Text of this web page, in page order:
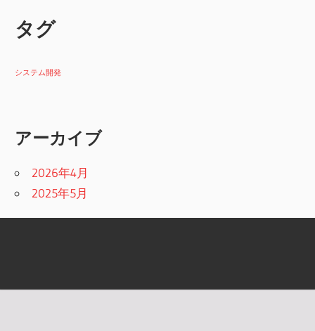
タグ
システム開発
アーカイブ
2026年4月
2025年5月